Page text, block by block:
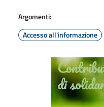
Argomenti:
Accesso all'informazione